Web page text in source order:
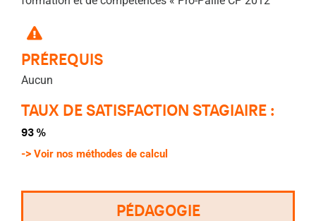
PRÉREQUIS
Aucun
TAUX DE SATISFACTION STAGIAIRE :
93 %
-> Voir nos méthodes de calcul
PÉDAGOGIE